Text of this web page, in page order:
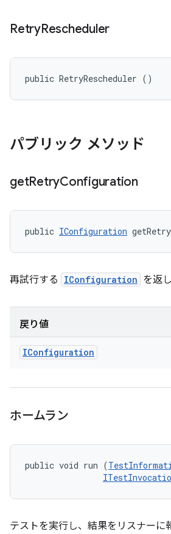
RetryRescheduler
public RetryRescheduler ()
パブリック メソッド
getRetryConfiguration
public IConfiguration
再試行する IConfiguration を返
戻り値
IConfiguration
ホームラン
public void run (
テストを実行し、結果をリスナーに